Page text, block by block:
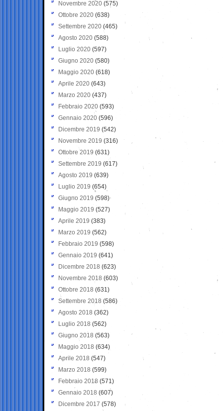
Novembre 2020 (575)
Ottobre 2020 (638)
Settembre 2020(465)
Agosto 2020 (588)
Luglio 2020 (597)
Giugno 2020 (580)
Maggio 2020 (618)
Aprile 2020 (643)
Marzo 2020 (437)
Febbraio 2020 (593)
Gennaio 2020 (596)
Dicembre 2019 (542)
Novembre 2019 (316)
Ottobre 2019 (631)
Settembre 2019 (617)
Agosto 2019 (639)
Luglio 2019 (654)
Giugno 2019 (598)
Maggio 2019 (527)
Aprile 2019 (383)
Marzo 2019 (562)
Febbraio 2019 (598)
Gennaio 2019 (641)
Dicembre 2018 (623)
Novembre 2018 (603)
Ottobre 2018 (631)
Settembre 2018 (586)
Agosto 2018 (362)
Luglio 2018 (562)
Giugno 2018 (563)
Maggio 2018 (634)
Aprile 2018 (547)
Marzo 2018 (599)
Febbraio 2018 (571)
Gennaio 2018 (607)
Dicembre 2017 (578)